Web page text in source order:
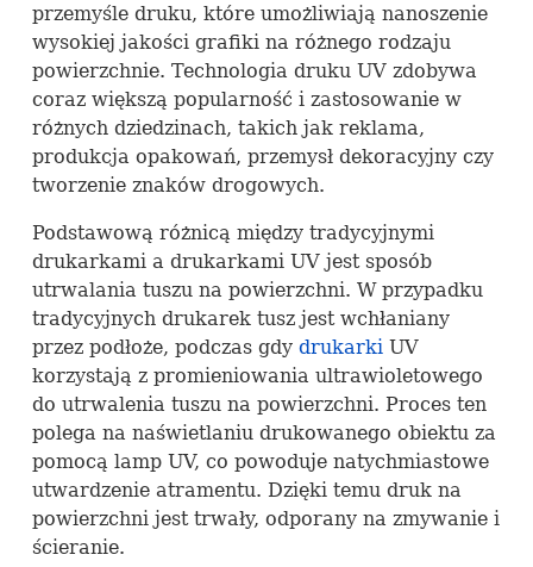
przemyśle druku, które umożliwiają nanoszenie
wysokiej jakości grafiki na różnego rodzaju
powierzchnie. Technologia druku UV zdobywa
coraz większą popularność i zastosowanie w
różnych dziedzinach, takich jak reklama,
produkcja opakowań, przemysł dekoracyjny czy
tworzenie znaków drogowych.
Podstawową różnicą między tradycyjnymi
drukarkami a drukarkami UV jest sposób
utrwalania tuszu na powierzchni. W przypadku
tradycyjnych drukarek tusz jest wchłaniany
przez podłoże, podczas gdy drukarki UV
korzystają z promieniowania ultrawioletowego
do utrwalenia tuszu na powierzchni. Proces ten
polega na naświetlaniu drukowanego obiektu za
pomocą lamp UV, co powoduje natychmiastowe
utwardzenie atramentu. Dzięki temu druk na
powierzchni jest trwały, odporany na zmywanie i
ścieranie.